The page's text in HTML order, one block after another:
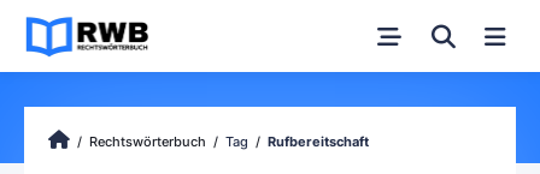
Rechtswörterbuch Tag Rufbereitschaft